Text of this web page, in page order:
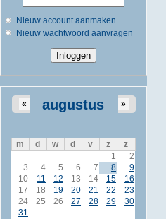
Nieuw account aanmaken
Nieuw wachtwoord aanvragen
augustus
« »
m d w d v z
z
1
2
3
4 5 6 7 8
9
10
11 12 13 14 15
16
17
18 19 20 21 22
23
24
25 26 27 28 29
30
31